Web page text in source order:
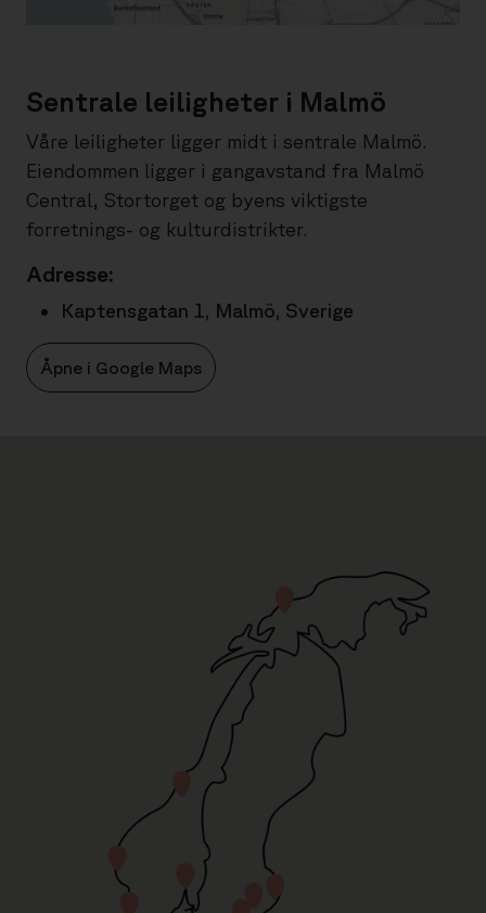
Sentrale leiligheter i Malmö
Våre leiligheter ligger midt i sentrale Malmö.
Eiendommen ligger i gangavstand fra Malmö
Central, Stortorget og byens viktigste
forretnings- og kulturdistrikter.
Adresse:
Kaptensgatan 1, Malmö, Sverige
Åpne i Google Maps